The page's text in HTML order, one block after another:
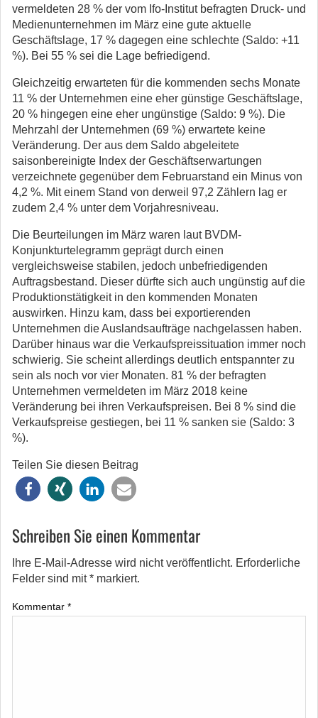
vermeldeten 28 % der vom Ifo-Institut befragten Druck- und
Medienunternehmen im März eine gute aktuelle
Geschäftslage, 17 % dagegen eine schlechte (Saldo: +11
%). Bei 55 % sei die Lage befriedigend.
Gleichzeitig erwarteten für die kommenden sechs Monate
11 % der Unternehmen eine eher günstige Geschäftslage,
20 % hingegen eine eher ungünstige (Saldo: 9 %). Die
Mehrzahl der Unternehmen (69 %) erwartete keine
Veränderung. Der aus dem Saldo abgeleitete
saisonbereinigte Index der Geschäftserwartungen
verzeichnete gegenüber dem Februarstand ein Minus von
4,2 %. Mit einem Stand von derweil 97,2 Zählern lag er
zudem 2,4 % unter dem Vorjahresniveau.
Die Beurteilungen im März waren laut BVDM-
Konjunkturtelegramm geprägt durch einen
vergleichsweise stabilen, jedoch unbefriedigenden
Auftragsbestand. Dieser dürfte sich auch ungünstig auf die
Produktionstätigkeit in den kommenden Monaten
auswirken. Hinzu kam, dass bei exportierenden
Unternehmen die Auslandsaufträge nachgelassen haben.
Darüber hinaus war die Verkaufspreissituation immer noch
schwierig. Sie scheint allerdings deutlich entspannter zu
sein als noch vor vier Monaten. 81 % der befragten
Unternehmen vermeldeten im März 2018 keine
Veränderung bei ihren Verkaufspreisen. Bei 8 % sind die
Verkaufspreise gestiegen, bei 11 % sanken sie (Saldo: 3
%).
Teilen Sie diesen Beitrag
Schreiben Sie einen Kommentar
Ihre E-Mail-Adresse wird nicht veröffentlicht. Erforderliche
Felder sind mit* markiert.
Kommentar *